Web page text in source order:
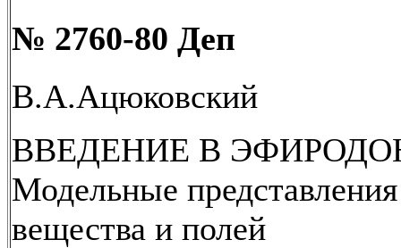
№ 2760-80 Деп
В.А.Ацюковский
ВВЕДЕНИЕ В
Модельные представления
вещества и полей